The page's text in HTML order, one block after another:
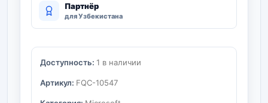
Партнёр
для Узбекистана
Доступность: 1 в наличии
Артикул: FQC-10547